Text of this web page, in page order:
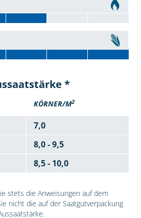
*
KÖRNER/M2
7,0
8,0 - 9,5
8,5 - 10,0
stets die Anweisungen auf dem
nicht die auf der Saatgutverpackung